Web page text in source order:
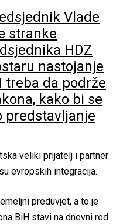
Vlade
stranke
HDZ
nastojanje
treba da podrže
kako bi se
predstavljanje
veliki prijatelj i partner
evropskih integracija.
preduvjet, a to je
BiH stavi na dnevni red